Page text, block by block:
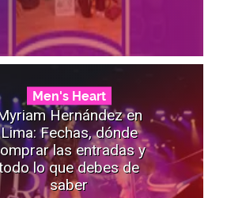
Men's Heart
Hernández en
Lima: Fechas, dónde
las entradas y
lo que debes de
saber